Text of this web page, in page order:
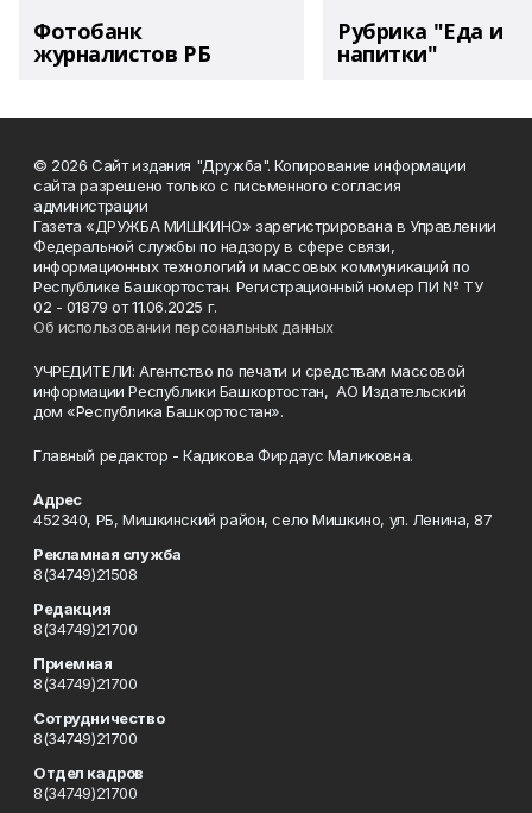
Фотобанк
журналистов РБ
Рубрика "Еда и
напитки"
© 2026 Сайт издания "Дружба". Копирование информации
сайта разрешено только с письменного согласия
администрации
Газета «ДРУЖБА МИШКИНО» зарегистрирована в Управлении
Федеральной службы по надзору в сфере связи,
информационных технологий и массовых коммуникаций по
Республике Башкортостан. Регистрационный номер ПИ № ТУ
02 - 01879 от 11.06.2025 г.
Об использовании персональных данных
УЧРЕДИТЕЛИ: Агентство по печати и средствам массовой
информации Республики Башкортостан, АО Издательский
дом «Республика Башкортостан».
Главный редактор - Кадикова Фирдаус Маликовна.
Адрес
452340, РБ, Мишкинский район, село Мишкино, ул. Ленина, 87
Рекламная служба
8(34749)21508
Редакция
8(34749)21700
Приемная
8(34749)21700
Сотрудничество
8(34749)21700
Отдел кадров
8(34749)21700